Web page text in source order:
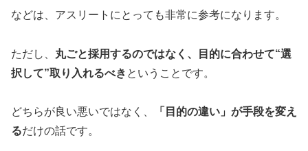
などは、アスリートにとっても非常に参考になります。
ただし、 丸ごと採用するのではなく、目的に合わせて“選
択して”取り入れるべき ということです。
どちらが良い悪いではなく、
「目的の違い」が手段を変え
るだけの話です。